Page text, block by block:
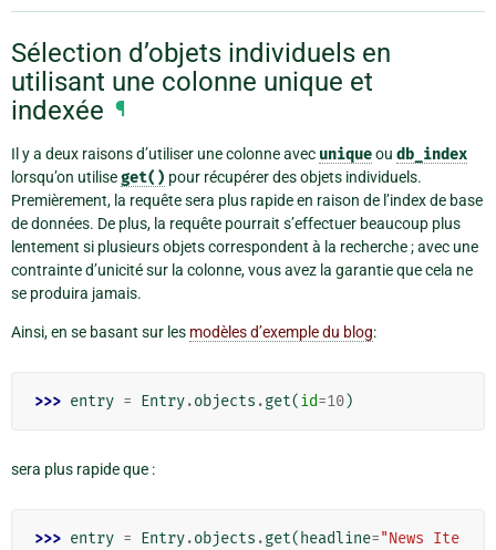
Sélection d’objets individuels en
utilisant une colonne unique et
indexée ¶
Il y a deux raisons d’utiliser une colonne avec uniqueou db_index
lorsqu’on utiliseget() pour récupérer des objets individuels.
Premièrement, la requête sera plus rapide en raison de l’index de base
de données. De plus, la requête pourrait s’effectuer beaucoup plus
lentement si plusieurs objets correspondent à la recherche ; avec une
contrainte d’unicité sur la colonne, vous avez la garantie que cela ne
se produira jamais.
Ainsi, en se basant sur les modèles d’exemple du blog:
>>> entry = Entry.objects .get(id=10)
sera plus rapide que :
>>> entry = Entry.objects .get(headline="News Ite